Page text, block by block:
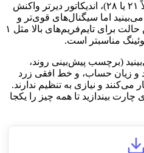
(مثلاً ۲۱ یا ۲۸)، اندیکاتور دیرتر واکنش
اما سیگنال‌های قوی‌تر و
مطمئن‌تری دریافت می‌کنید. این حالت برای تایم‌فریم‌های بالا مثل ۱
(برچسب پیش‌بینی روند،
زیان حساب، و خط افقی زرد
و نیازی به تنظیم ندارند.
بیندازید تا همه چیز را یکجا